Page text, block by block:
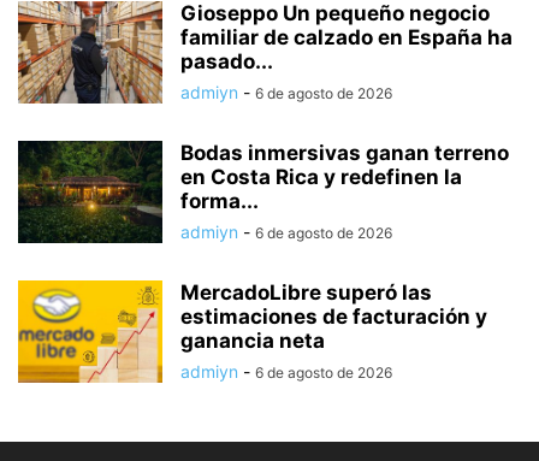
Gioseppo Un pequeño negocio
familiar de calzado en España ha
pasado...
admiyn - 6 de agosto de 2026
Bodas inmersivas ganan terreno
en Costa Rica y redefinen la
forma...
admiyn - 6 de agosto de 2026
MercadoLibre superó las
estimaciones de facturación y
ganancia neta
admiyn - 6 de agosto de 2026